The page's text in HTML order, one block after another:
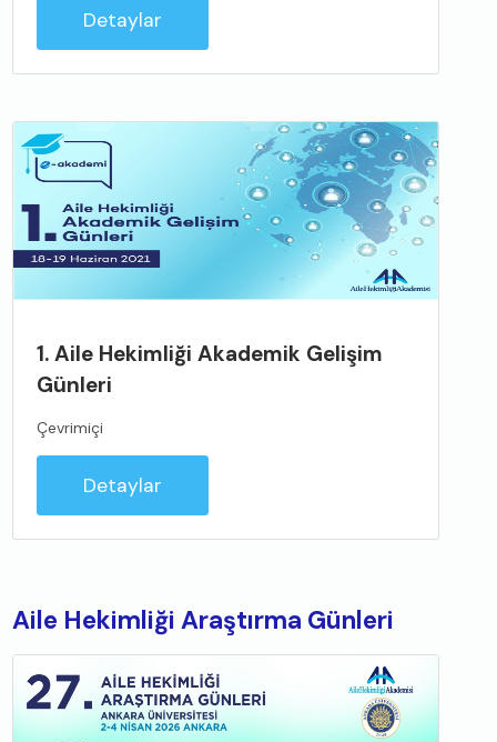
Detaylar
1. Aile Hekimliği Akademik Gelişim
Günleri
Çevrimiçi
Detaylar
Aile Hekimliği Araştırma Günleri